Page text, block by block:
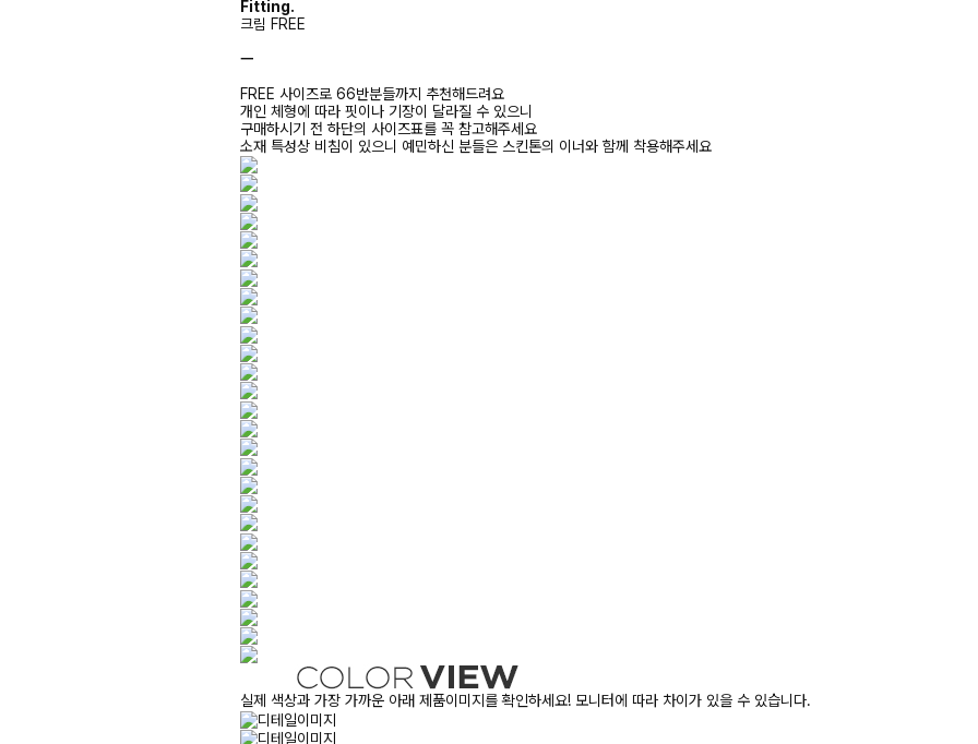
Fitting.
크림 FREE
ㅡ
FREE 사이즈로 66반분들까지 추천해드려요
개인 체형에 따라 핏이나 기장이 달라질 수 있으니
구매하시기 전 하단의 사이즈표를 꼭 참고해주세요
소재 특성상 비침이 있으니 예민하신 분들은 스킨톤의 이너와 함께 착용해주세요
실제 색상과 가장 가까운 아래 제품이미지를 확인하세요! 모니터에 따라 차이가 있을 수 있습니다.